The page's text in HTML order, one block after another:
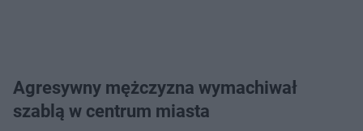
Agresywny mężczyzna wymachiwał
szablą w centrum miasta